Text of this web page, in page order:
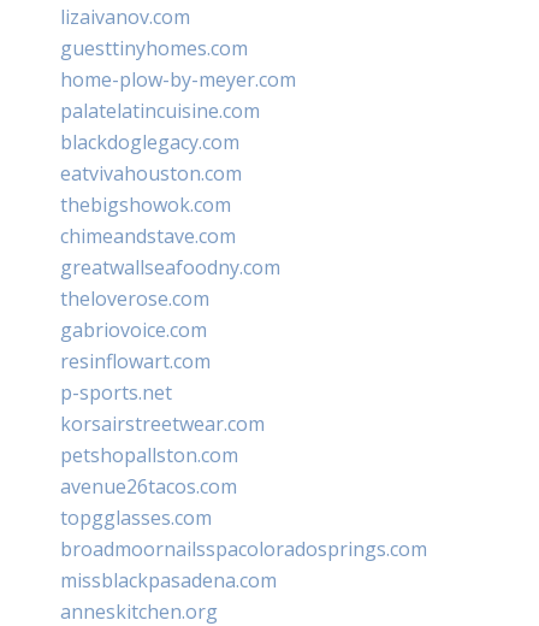
lizaivanov.com
guesttinyhomes.com
home-plow-by-meyer.com
palatelatincuisine.com
blackdoglegacy.com
eatvivahouston.com
thebigshowok.com
chimeandstave.com
greatwallseafoodny.com
theloverose.com
gabriovoice.com
resinflowart.com
p-sports.net
korsairstreetwear.com
petshopallston.com
avenue26tacos.com
topgglasses.com
broadmoornailsspacoloradosprings.com
missblackpasadena.com
anneskitchen.org